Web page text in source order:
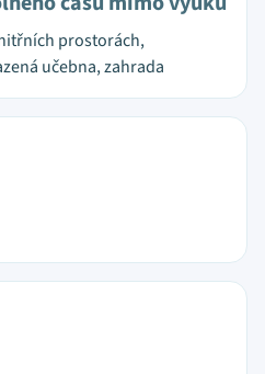
prostorách,
učebna, zahrada